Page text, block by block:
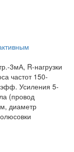
3мА, R-нагрузки
частот 150-
Усиления 5-
(провод
диаметр